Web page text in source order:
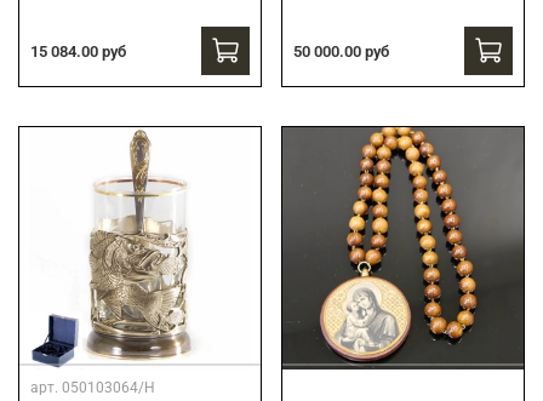
15 084.00 руб 50 000.00 руб
арт. 050103064/Н